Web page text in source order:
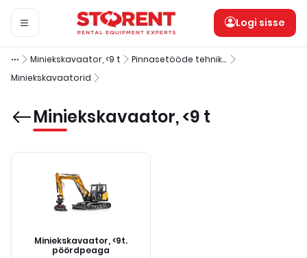
Logi sisse
Miniekskavaator, <9 t
Pinnasetööde tehnika
Miniekskavaatorid
Miniekskavaator, <9 t
Miniekskavaator, <9t.
pöördpeaga